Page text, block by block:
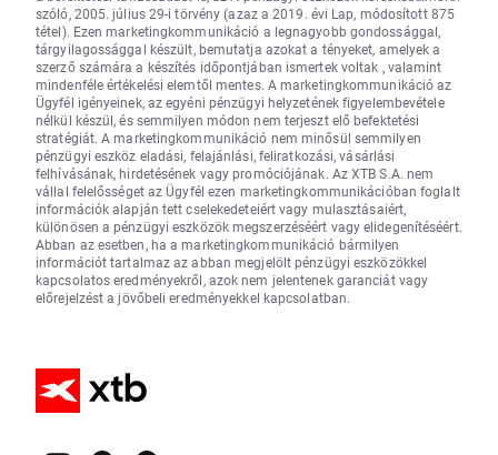
szóló, 2005. július 29-i törvény (azaz a 2019. évi Lap, módosított 875
tétel). Ezen marketingkommunikáció a legnagyobb gondossággal,
tárgyilagossággal készült, bemutatja azokat a tényeket, amelyek a
szerző számára a készítés időpontjában ismertek voltak , valamint
mindenféle értékelési elemtől mentes. A marketingkommunikáció az
Ügyfél igényeinek, az egyéni pénzügyi helyzetének figyelembevétele
nélkül készül, és semmilyen módon nem terjeszt elő befektetési
stratégiát. A marketingkommunikáció nem minősül semmilyen
pénzügyi eszköz eladási, felajánlási, feliratkozási, vásárlási
felhívásának, hirdetésének vagy promóciójának. Az XTB S.A. nem
vállal felelősséget az Ügyfél ezen marketingkommunikációban foglalt
információk alapján tett cselekedeteiért vagy mulasztásaiért,
különösen a pénzügyi eszközök megszerzéséért vagy elidegenítéséért.
Abban az esetben, ha a marketingkommunikáció bármilyen
információt tartalmaz az abban megjelölt pénzügyi eszközökkel
kapcsolatos eredményekről, azok nem jelentenek garanciát vagy
előrejelzést a jövőbeli eredményekkel kapcsolatban.